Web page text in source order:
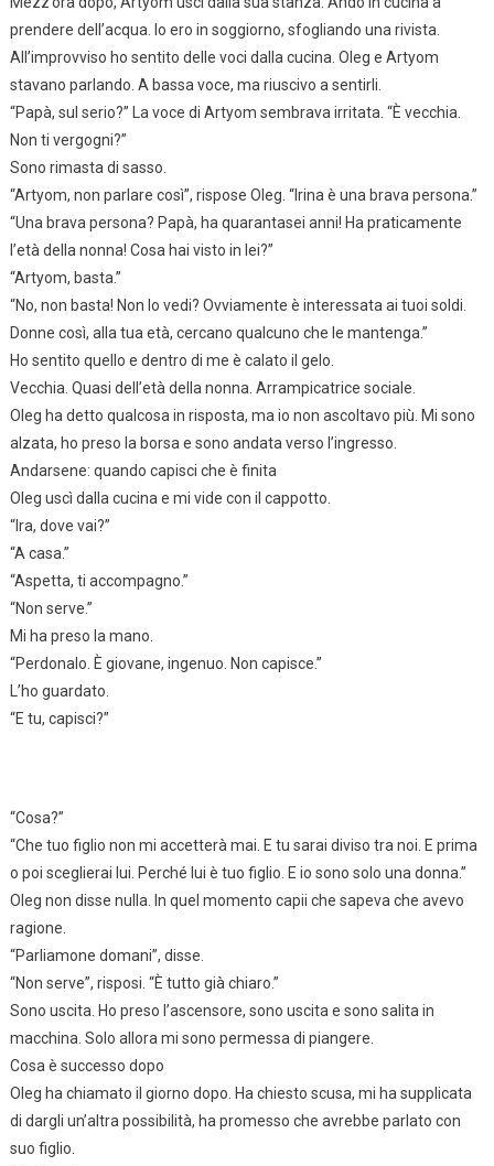
prendere dell’acqua. Io ero in soggiorno, sfogliando una rivista.
All’improvviso ho sentito delle voci dalla cucina. Oleg e Artyom
stavano parlando. A bassa voce, ma riuscivo a sentirli.
“Papà, sul serio?” La voce di Artyom sembrava irritata. “È vecchia.
Non ti vergogni?”
Sono rimasta di sasso.
“Artyom, non parlare così”, rispose Oleg. “Irina è una brava persona.”
“Una brava persona? Papà, ha quarantasei anni! Ha praticamente
l’età della nonna! Cosa hai visto in lei?”
“Artyom, basta.”
“No, non basta! Non lo vedi? Ovviamente è interessata ai tuoi soldi.
Donne così, alla tua età, cercano qualcuno che le mantenga.”
Ho sentito quello e dentro di me è calato il gelo.
Vecchia. Quasi dell’età della nonna. Arrampicatrice sociale.
Oleg ha detto qualcosa in risposta, ma io non ascoltavo più. Mi sono
alzata, ho preso la borsa e sono andata verso l’ingresso.
Andarsene: quando capisci che è finita
Oleg uscì dalla cucina e mi vide con il cappotto.
“Ira, dove vai?”
“A casa.”
“Aspetta, ti accompagno.”
“Non serve.”
Mi ha preso la mano.
“Perdonalo. È giovane, ingenuo. Non capisce.”
L’ho guardato.
“E tu, capisci?”
“Cosa?”
“Che tuo figlio non mi accetterà mai. E tu sarai diviso tra noi. E prima
o poi sceglierai lui. Perché lui è tuo figlio. E io sono solo una donna.”
Oleg non disse nulla. In quel momento capii che sapeva che avevo
ragione.
“Parliamone domani”, disse.
“Non serve”, risposi. “È tutto già chiaro.”
Sono uscita. Ho preso l’ascensore, sono uscita e sono salita in
macchina. Solo allora mi sono permessa di piangere.
Cosa è successo dopo
Oleg ha chiamato il giorno dopo. Ha chiesto scusa, mi ha supplicata
di dargli un’altra possibilità, ha promesso che avrebbe parlato con
suo figlio.